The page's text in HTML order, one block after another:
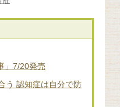
」7/20発売
う 認知症は自分で防